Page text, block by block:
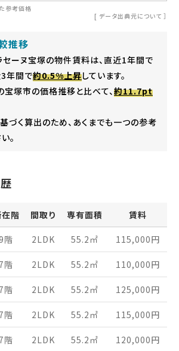
参考価格
[ データ出典元について ］
推移
セーヌ宝塚の物件賃料は、直近1年間で
3年間で約0.5%上昇しています。
塚市の価格推移と比べて、 約11.7pt
づく算出のため、あくまでも一つの参考
。
階 間取り 専有面積 賃料
階 2LDK 55.2 ㎡ 115,000円
7階 2LDK 55.2 ㎡ 110,000円
7階 2LDK 55.2 ㎡ 125,000円
7階 2LDK 55.2 ㎡ 115,000円
7階 2LDK 55.2 ㎡ 120,000円